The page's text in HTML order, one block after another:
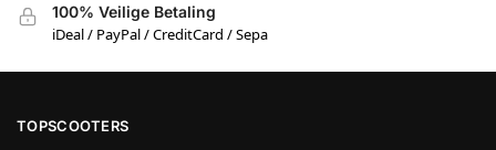
100% Veilige Betaling
iDeal / PayPal / CreditCard / Sepa
TOPSCOOTERS